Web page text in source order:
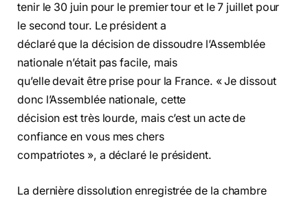
tenir le 30 juin pour le premier tour et le 7 juillet pour
le second tour. Le président a
déclaré que la décision de dissoudre l’Assemblée
nationale n’était pas facile, mais
qu’elle devait être prise pour la France. « Je dissout
donc l’Assemblée nationale, cette
décision est très lourde, mais c’est un acte de
confiance en vous mes chers
compatriotes », a déclaré le président.
La dernière dissolution enregistrée de la chambre